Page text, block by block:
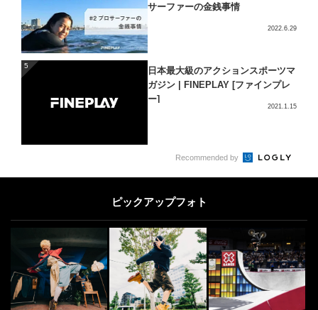
サーファーの金銭事情
2022.6.29
5
日本最大級のアクションスポーツマ
ガジン | FINEPLAY [ファインプレ
ー]
2021.1.15
BILLABONGがサーフキャンプやア
LABO...
OTHERS
【独占インタビュー】プロサーファ
ー福島寿実子
2016.11.4
7
Recommended by
ピックアップフォト